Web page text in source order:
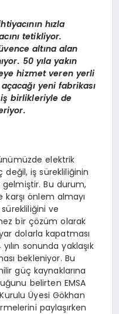
hızla
tetikliyor.
vence altına alan
50 yıla yakın
hizmet veren yerli
yeni fabrikası
iş birlikleriyle de
elektrik
değil, iş sürekliliğinin
Bu durum,
önlem almayı
ve
bir çözüm olarak
dolarla kapatması
sonunda yaklaşık
bekleniyor. Bu
güç kaynaklarına
belirten EMSA
Üyesi Gökhan
paylaşırken